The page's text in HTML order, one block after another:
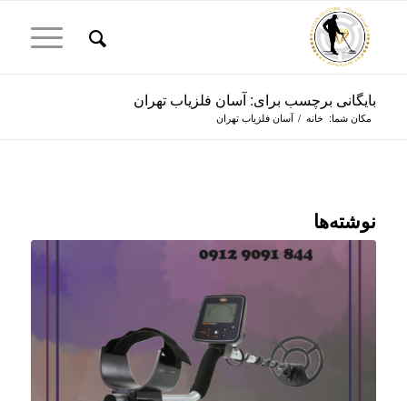
بایگانی برچسب برای: آسان فلزیاب تهران
مکان شما: خانه / آسان فلزیاب تهران
نوشته‌ها